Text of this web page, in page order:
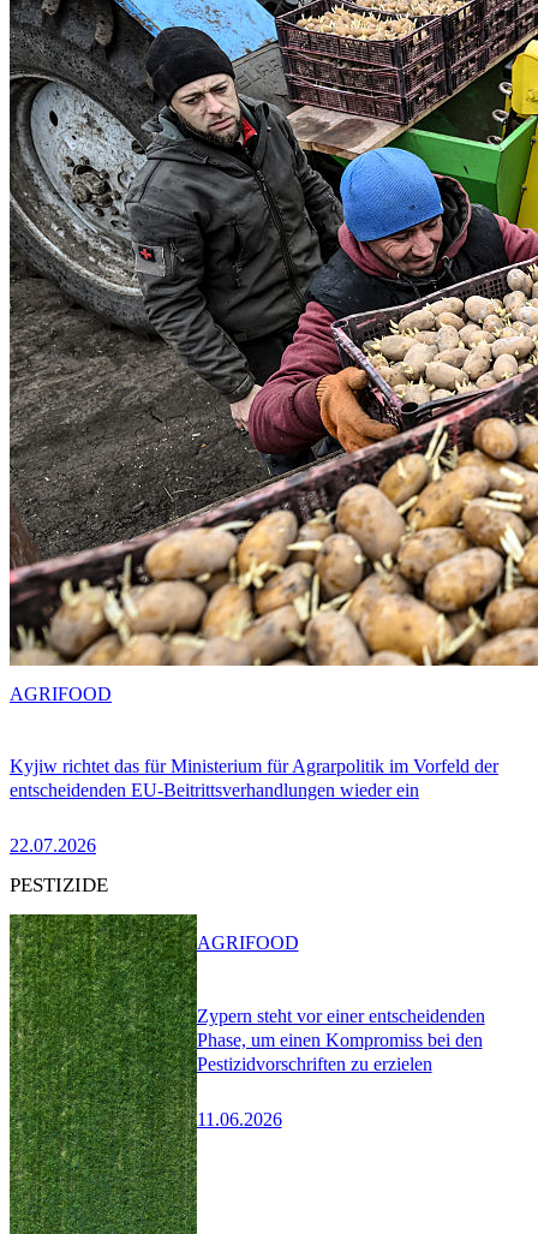
Kyjiw richtet das für Ministerium für Agrarpolitik im Vorfeld der
entscheidenden EU-Beitrittsverhandlungen wieder ein
22.07.2026
AGRIFOOD
PESTIZIDE
Zypern steht vor einer entscheidenden
Phase, um einen Kompromiss bei den
Pestizidvorschriften zu erzielen
11.06.2026
AGRIFOOD